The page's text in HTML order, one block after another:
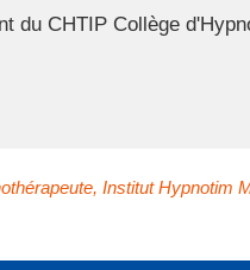
du CHTIP Collège
, Institut Hypnotim